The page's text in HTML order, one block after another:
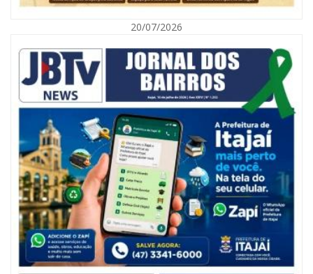
20/07/2026